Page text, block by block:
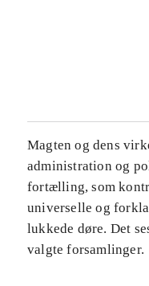
Magten og dens
administration og
fortælling, som
universelle og
lukkede døre. Det
valgte forsamlinger.